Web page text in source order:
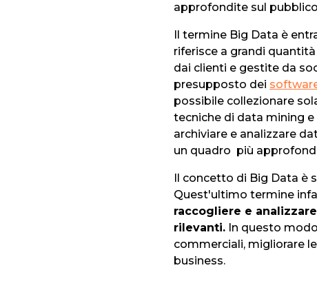
approfondite sul
Il termine Big Data è
riferisce a grandi
dai clienti e gestite da
presupposto dei
possibile collezionare
tecniche di data mining e
archiviare e analizzare
un quadro più
Il concetto di Big Data è
Quest'ultimo termine
raccogliere e
rilevanti. In questo
commerciali, migliorare
business.